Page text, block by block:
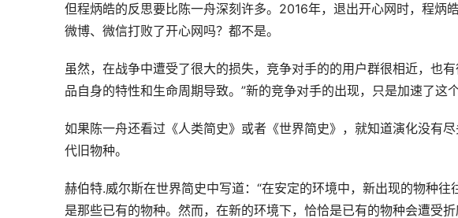
但程炳皓的反思要比陈一舟深刻许多。2016年，退出开心网时，程炳
微博、微信打败了开心网吗？都不是。
虽然，在战争中遭受了很大的损失，竞争对手的的用户群很相近，也
品自身的特性和生命周期导致。”新的竞争对手的出现，只是加速了这个
如果陈一舟还看过《人类简史》或者《世界简史》，就知道演化没有
代旧物种。
赫伯特.威尔斯在世界简史中写道：“在安定的环境中，新出现的物种
是那些已有的物种。然而，在新的环境下，恰恰是已有的物种会遭受